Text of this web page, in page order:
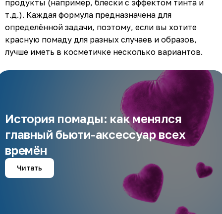
продукты (например, блески с эффектом тинта и
т.д.). Каждая формула предназначена для
определённой задачи, поэтому, если вы хотите
красную помаду для разных случаев и образов,
лучше иметь в косметичке несколько вариантов.
История помады: как менялся
главный бьюти-аксессуар всех
времён
Читать